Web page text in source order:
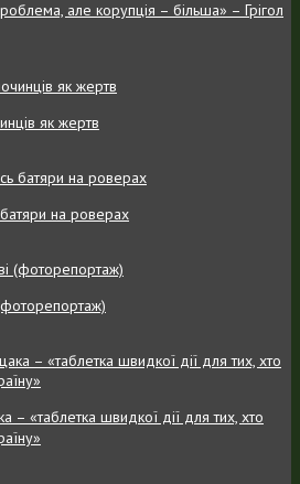
але корупція – більша» – Грігол
як жертв
на роверах
– «таблетка швидкої дії для тих, хто